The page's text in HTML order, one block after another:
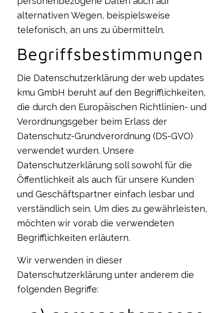
alternativen Wegen, beispielsweise
telefonisch, an uns zu übermitteln.
Begriffsbestimmungen
Die Datenschutzerklärung der web updates
kmu GmbH beruht auf den Begrifflichkeiten,
die durch den Europäischen Richtlinien- und
Verordnungsgeber beim Erlass der
Datenschutz-Grundverordnung (DS-GVO)
verwendet wurden. Unsere
Datenschutzerklärung soll sowohl für die
Öffentlichkeit als auch für unsere Kunden
und Geschäftspartner einfach lesbar und
verständlich sein. Um dies zu gewährleisten,
möchten wir vorab die verwendeten
Begrifflichkeiten erläutern.
Wir verwenden in dieser
Datenschutzerklärung unter anderem die
folgenden Begriffe: